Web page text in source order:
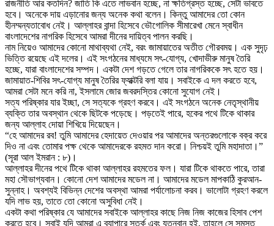
রাজনীতি আর কতদিন? জাতি কি এতে লাভবান হচ্ছে, না ক্ষতিগ্রস্ত হচ্ছে, সেটা ভাবতে
হবে। অনেকে দায় এড়ানোর জন্য অনেক কথা বলেন। কিন্তু আমাদের তো কোন
হীনম্মন্যতাবোধ নেই। আল্লাহর বান্দা হিসেবে ভৌগোলিক সীমারেখা মেনে স্বাধীন
বাংলাদেশের নাগরিক হিসেবে আমরা দীনের দায়িত্ব পালন করছি।
নাম নিয়েও আমাদের কোনো মাথাব্যথা নেই, বরং জামায়াতের অতীত গৌরবময়। এক সুদৃঢ়
ভিত্তি রয়েছে এই দলের। এই সংগঠনের মাধ্যমে সৎ-যোগ্য, খোদাভীরু মানুষ তৈরি
হচ্ছে, যারা বাংলাদেশের সম্পদ। একটা দেশ গড়তে গেলে তার নাগরিককে সৎ হতে হয়।
জামায়াত-শিবির সৎ-যোগ্য মানুষ তৈরির ফ্যাক্টরি বলা যায়। সবাইকে এ দল করতে হবে,
আমরা সেটা মনে করি না, ইসলামে জোর জবরদস্তির কোনো সুযোগ নেই।
সত্য পরিষ্কার যার ইচ্ছা, সে সত্যকে গ্রহণ করবে। এই সংগঠনে অনেক নেতৃস্থানীয়
ব্যক্তি তার অবস্থান থেকে ছিটকে পড়েছে। পড়তেই পারে, হকের পথে টিকে থাকার
জন্য আল্লাহ দোয়া শিখিয়ে দিয়েছেন।
“হে আমাদের রব! তুমি আমাদের হেদায়েত দেওয়ার পর আমাদের অন্তরগুলোকে বক্র করে
দিও না এবং তোমার পক্ষ থেকে আমাদেরকে রহমত দান করো। নিশ্চয়ই তুমি মহাদাতা।”
(সূরা আল ইমরান : ৮)।
আল্লাহর দীনের পথে টিকে থাকা আল্লাহর রহমতের ফল। যারা টিকে থাকতে পারে, তারা
মহা সৌভাগ্যবান। কোনো দেশ আমাদের মডেল না। আমাদের মডেল মাপকাঠি কুরআন-
সুন্নাহ। অবশ্যই বিভিন্ন দেশের অবস্থা আমরা পর্যালোচনা করব। ভালোটা গ্রহণ করলে
যদি লাভ হয়, তাতে তো কোনো অসুবিধা নেই।
একটা কথা পরিষ্কার যে আমাদের সবাইকে আল্লাহর কাছে নিজ নিজ কাজের হিসাব পেশ
করতে হবে। সবাই যদি আমরা এ ব্যাপারে সতর্ক এবং যত্নবান হই, তাহলে সে সমস্ত